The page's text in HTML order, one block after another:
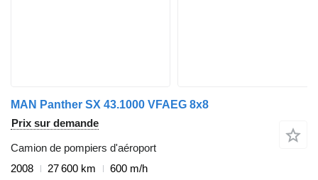
MAN Panther SX 43.1000 VFAEG 8x8
Prix sur demande
Camion de pompiers d'aéroport
2008
27 600 km
600 m/h